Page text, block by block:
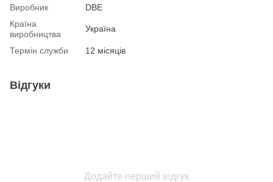
Виробник
DBE
Країна
виробництва
Україна
Термін служби 12 місяців
Відгуки
Додайте перший відгук